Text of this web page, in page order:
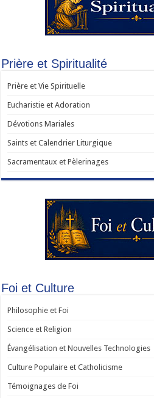
Prière et Spiritualité
Prière et Vie Spirituelle
Eucharistie et Adoration
Dévotions Mariales
Saints et Calendrier Liturgique
Sacramentaux et Pèlerinages
Foi et Culture
Philosophie et Foi
Science et Religion
Évangélisation et Nouvelles Technologies
Culture Populaire et Catholicisme
Témoignages de Foi